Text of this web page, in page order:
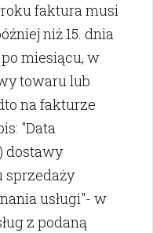
roku faktura musi
niż 15. dnia
miesiącu, w
towaru lub
na fakturze
"Data
dostawy
sprzedaży
usługi"- w
z podaną